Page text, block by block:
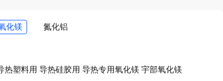
化镁 氮化铝
热塑料用 导热硅胶用 导热专用氧化镁 宇部氧化镁